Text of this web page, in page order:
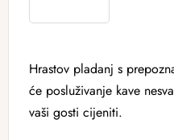
Hrastov pladanj s
će posluživanje kave
vaši gosti cijeniti.